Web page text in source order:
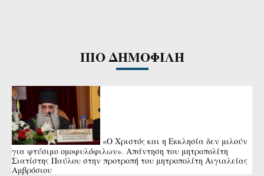
ΠΙΟ ΔΗΜΟΦΙΛΗ
«Ο Χριστός και η Εκκλησία δεν μιλούν
για φτύσιμο ομοφυλόφιλων». Απάντηση του μητροπολίτη
Σιατίστης Παύλου στην προτροπή του μητροπολίτη Αιγιαλείας
Αμβρόσιου